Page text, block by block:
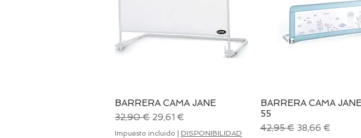
Vista rápida
BARRERA CAMA JANE
Precio
32,90 € Precio de oferta
29,61 €
Impuesto incluido | DISPONIBILIDAD
Vista rápida
BARRERA CAMA
55
Precio
42,95 € Precio de oferta
38,66 €